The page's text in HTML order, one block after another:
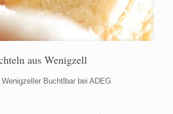
aus Wenigzell
Buchtlbar bei ADEG